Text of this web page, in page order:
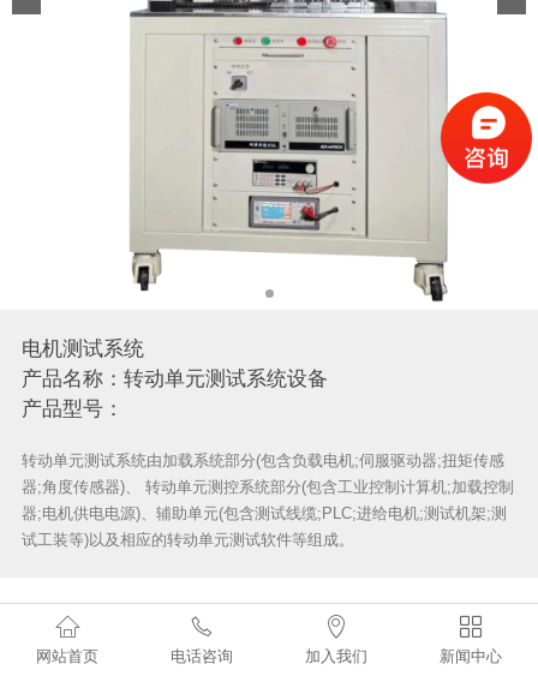
电机测试系统
产品名称：转动单元测试系统设备
产品型号：
转动单元测试系统由加载系统部分(包含负载电机;伺服驱动器;扭矩传感
器;角度传感器)、 转动单元测控系统部分(包含工业控制计算机;加载控制
器;电机供电电源)、辅助单元(包含测试线缆;PLC;进给电机;测试机架;测
试工装等)以及相应的转动单元测试软件等组成。
测试系统设备介绍
转动单元测试系统由加载系统部分(包含负载电机;伺服驱动器;扭

网站首页

电话咨询

加入我们

新闻中心